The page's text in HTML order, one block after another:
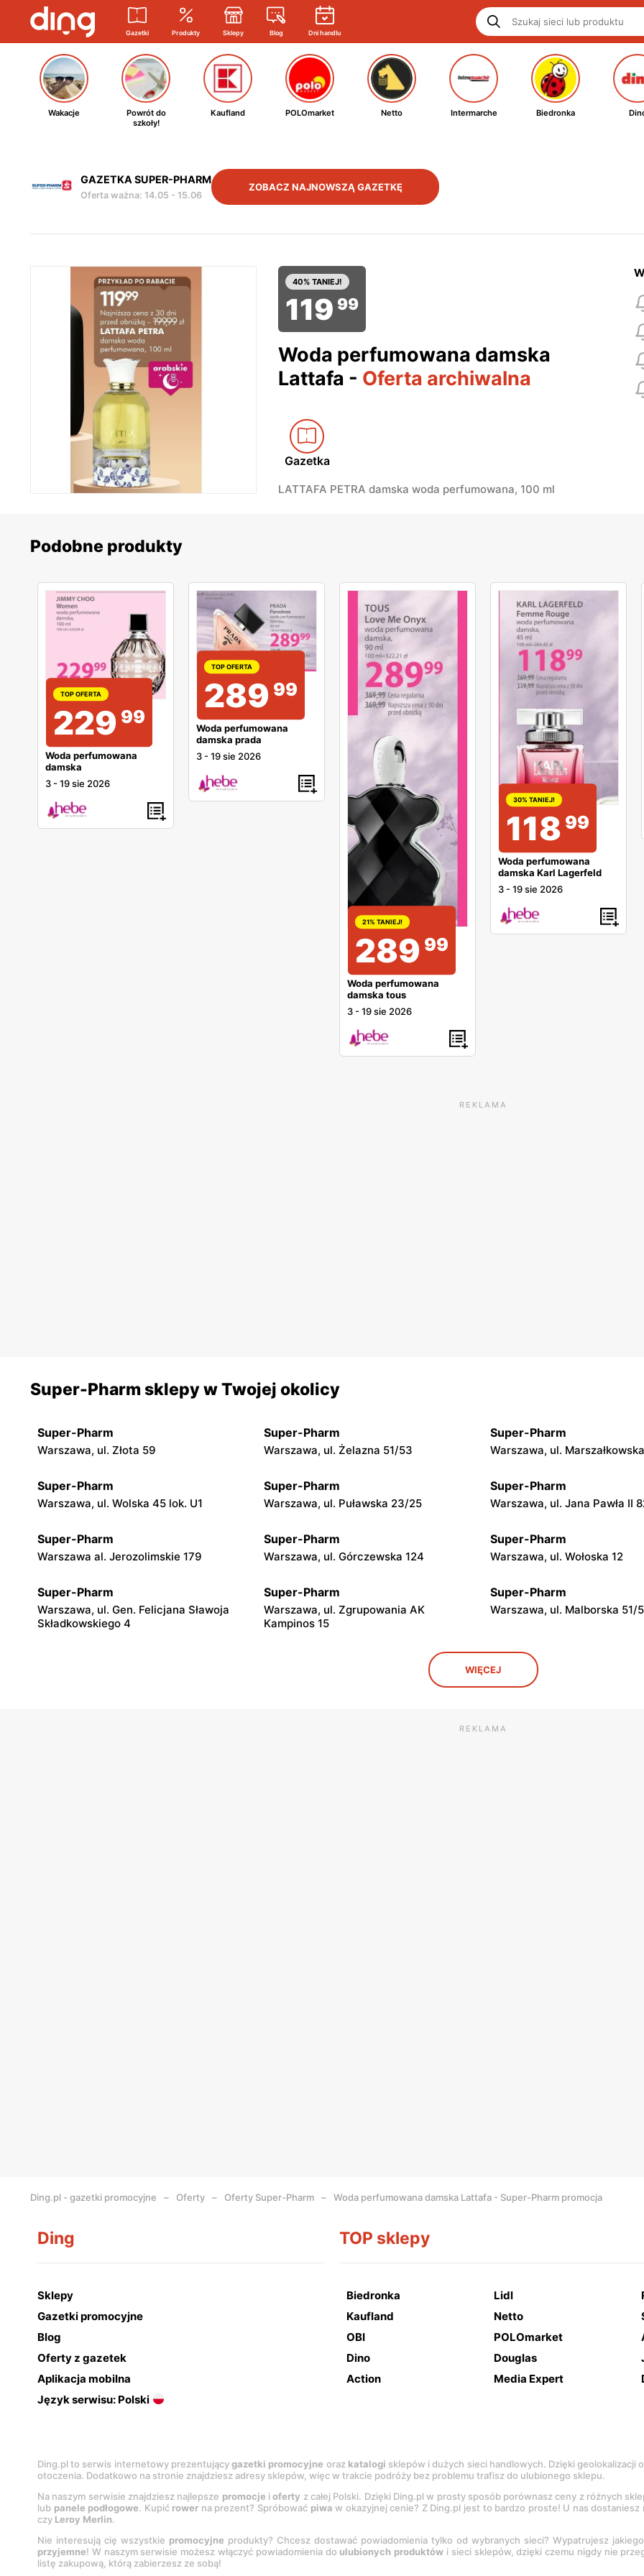
Gazetki Produkty Sklepy Blog Dni handlu
Wakacje
Powrót do
szkoły!
Kaufland POLOmarket Netto Intermarche Biedronka
GAZETKA SUPER-PHARM
Oferta ważna: 14.05 - 15.06
ZOBACZ NAJNOWSZĄ GAZETKĘ
40% TANIEJ!
119 99
Woda perfumowana damska
Lattafa - Oferta archiwalna
Gazetka
LATTAFA PETRA damska woda perfumowana, 100 ml
Podobne produkty
TOP OFERTA
229 99
Woda perfumowana
damska
3 -19 sie 2026
TOP OFERTA
289 99
Woda perfumowana
damska prada
3 -19 sie 2026
21% TANIEJ!
289 99
Woda perfumowana
damska tous
3 -19 sie 2026
30% TANIEJ!
118 99
Woda perfumowana
damska Karl Lagerfeld
3 -19 sie 2026
REKLAMA
Super-Pharm sklepy w Twojej okolicy
Super-Pharm
Warszawa, ul. Złota 59
Super-Pharm
Warszawa, ul. Żelazna 51/53
Super-Pharm
Warszawa, ul.
Super-Pharm
Warszawa, ul. Wolska 45 lok. U1
Super-Pharm
Warszawa, ul. Puławska 23/25
Super-Pharm
Warszawa, ul. Jana Pawła II
Super-Pharm
Warszawa al. Jerozolimskie 179
Super-Pharm
Warszawa, ul. Górczewska 124
Super-Pharm
Warszawa, ul. Wołoska 12
Super-Pharm
Warszawa, ul. Gen. Felicjana Sławoja
Składkowskiego 4
Super-Pharm
Warszawa, ul. Zgrupowania AK
Kampinos 15
Super-Pharm
Warszawa, ul. Malborska 51/
Super-Pharm
Legionowo, ul. Marsz. Józefa
Piłsudskiego 33
Super-Pharm
WIĘCEJ
REKLAMA
Ding.pl - gazetki promocyjne Oferty Oferty Super-Pharm Woda perfumowana damska Lattafa - Super-Pharm promocja
Ding
Sklepy
Gazetki promocyjne
Blog
Oferty z gazetek
Aplikacja mobilna
Język serwisu: Polski
TOP sklepy
Biedronka Lidl
Kaufland
Netto
OBI
POLOmarket
Dino
Douglas
Action
Media Expert
Ding.pl to serwis internetowy prezentującygazetki promocyjne oraz katalogi sklepów i dużych sieci handlowych. Dzięki
otoczenia. Dodatkowo na stronie znajdziesz adresy sklepów, więc w trakcie podróży bez problemu trafisz do ulubionego sklepu.
Na naszym serwisie znajdziesz najlepsze promocje ioferty z całej Polski. Dzięki Ding.pl w prosty sposób porównasz ceny z różnych
lub panele podłogowe. Kupić rower na prezent? Spróbować piwa w okazyjnej cenie? Z Ding.pl jest to bardzo proste! U nas
czy Leroy Merlin.
Nie interesują cię wszystkie promocyjne produkty? Chcesz dostawać powiadomienia tylko od wybranych sieci? Wypatrujesz
przyjemne! W naszym serwisie możesz włączyć powiadomienia do ulubionych produktów i sieci sklepów, dzięki czemu nigdy nie
listę zakupową, którą zabierzesz ze sobą!